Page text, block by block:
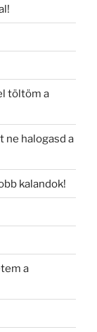
töltöm a
ne halogasd a
kalandok!
a